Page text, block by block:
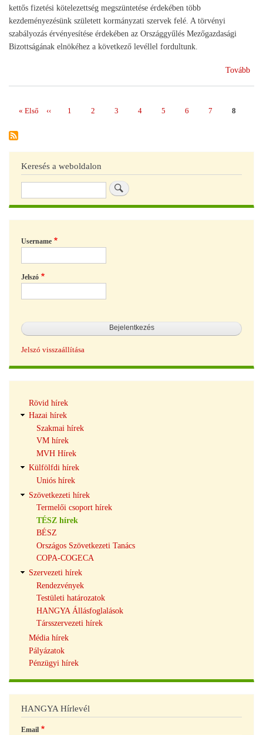
kettős fizetési kötelezettség megszüntetése érdekében több
kezdeményezésünk született kormányzati szervek felé. A törvényi
szabályozás érvényesítése érdekében az Országgyűlés Mezőgazdasági
Bizottságának elnökéhez a következő levéllel fordultunk.
Tovább
Első
« Első
Előző
‹‹ Page
1 Page
2 Page
3 Page
4 Page
5 Page
6 Page
7 Page
8
Keresés a weboldalon
Username
Jelszó
Jelszó visszaállítása
navigáció
Rövid hírek
Hazai hírek
Szakmai hírek
VM hírek
MVH Hírek
Külfölfdi hírek
Uniós hírek
Szövetkezeti hírek
Termelői csoport hírek
TÉSZ hírek
BÉSZ
Országos Szövetkezeti Tanács
COPA-COGECA
Szervezeti hírek
Rendezvények
Testületi határozatok
HANGYA Állásfoglalások
Társszervezeti hírek
Média hírek
Pályázatok
Pénzügyi hírek
HANGYA Hírlevél
Email